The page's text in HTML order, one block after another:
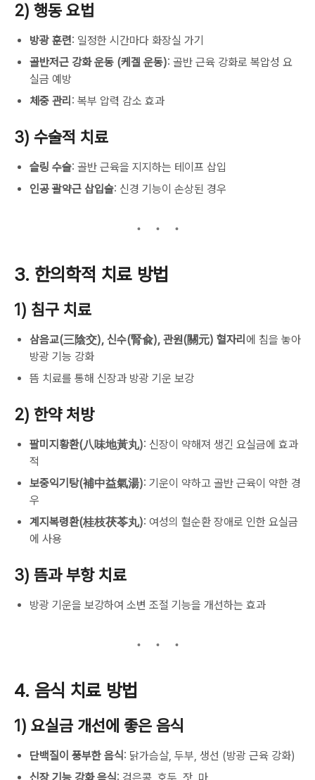
2) 행동 요법
방광 훈련: 일정한 시간마다 화장실 가기
골반저근 강화 운동 (케겔 운동): 골반 근육 강화로 복압성 요
실금 예방
체중 관리 : 복부 압력 감소 효과
3) 수술적 치료
슬링 수술: 골반 근육을 지지하는 테이프 삽입
인공 괄약근 삽입술: 신경 기능이 손상된 경우
3. 한의학적 치료 방법
1) 침구 치료
삼음교(三陰交), 신수(腎兪), 관원(關元) 혈자리 에 침을 놓아
방광 기능 강화
뜸 치료를 통해 신장과 방광 기운 보강
2) 한약 처방
팔미지황환(八味地黃丸): 신장이 약해져 생긴 요실금에 효과
적
보중익기탕(補中益氣湯): 기운이 약하고 골반 근육이 약한 경
우
계지복령환(桂枝茯苓丸): 여성의 혈순환 장애로 인한 요실금
에 사용
3) 뜸과 부항 치료
방광 기운을 보강하여 소변 조절 기능을 개선하는 효과
4. 음식 치료 방법
1) 요실금 개선에 좋은 음식
단백질이 풍부한 음식 : 닭가슴살, 두부, 생선 (방광 근육 강화)